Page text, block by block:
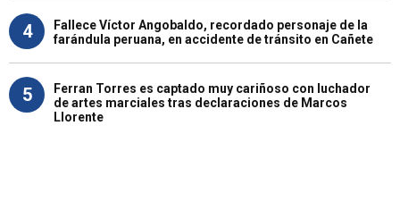
4
Fallece Víctor Angobaldo, recordado personaje de la
farándula peruana, en accidente de tránsito en Cañete
5
Ferran Torres es captado muy cariñoso con luchador
de artes marciales tras declaraciones de Marcos
Llorente